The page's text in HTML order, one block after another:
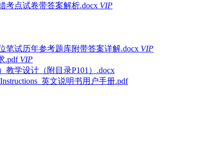
考点试卷带答案解析.docx VIP
笔试历年参考题库附带答案详解.docx VIP
.pdf VIP
教学设计（附目录P101）.docx
英文说明书用户手册.pdf